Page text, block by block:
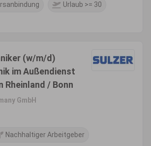
Urlaub >= 30
(w/m/d)
im Außendienst
Rheinland / Bonn
GmbH
Nachhaltiger Arbeitgeber